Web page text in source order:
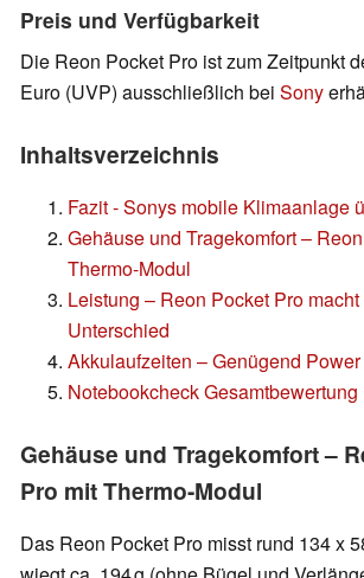
Preis und Verfügbarkeit
Die Reon Pocket Pro ist zum Zeitpunkt
Euro (UVP) ausschließlich bei Sony
Inhaltsverzeichnis
Fazit - Sonys mobile Klimaanlage
Gehäuse und Tragekomfort –
Thermo-Modul
Leistung – Reon Pocket Pro
Unterschied
Akkulaufzeiten – Genügend
Notebookcheck Gesamtbewertung
Gehäuse und Tragekomfort –
Pro mit Thermo-Modul
Das Reon Pocket Pro misst rund 134 x